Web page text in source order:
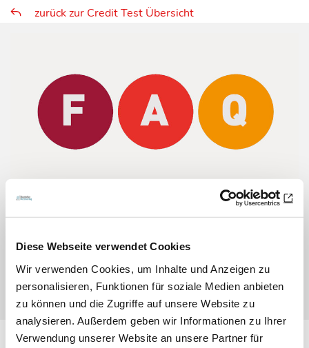
Diese Webseite verwendet Cookies
Wir verwenden Cookies, um Inhalte und Anzeigen zu
personalisieren, Funktionen für soziale Medien anbieten
zu können und die Zugriffe auf unsere Website zu
analysieren. Außerdem geben wir Informationen zu Ihrer
Verwendung unserer Website an unsere Partner für
zurück zur Credit Test Übersicht
Sie haben Fragen zu den Credit Tests?
Wir haben die wichtigsten Fragen und Antworten für Sie
ZU den FAQs